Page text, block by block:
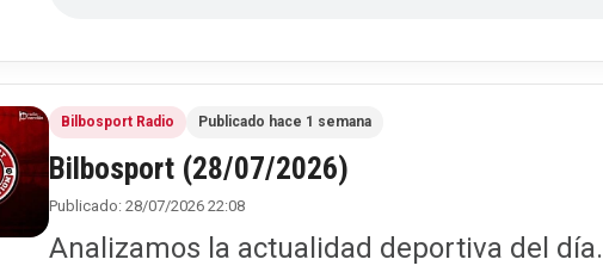
Bilbosport Radio Publicado hace 1 semana
Bilbosport (28/07/2026)
Publicado: 28/07/2026 22:08
Analizamos la actualidad deportiva del día.